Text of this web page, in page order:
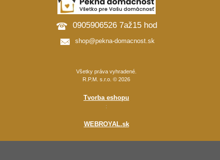
0905906526 7až15 hod
shop@pekna-domacnost.sk
Všetky práva vyhradené.
R.P.M. s.r.o. © 2026
Tvorba eshopu
:
WEBROYAL.sk